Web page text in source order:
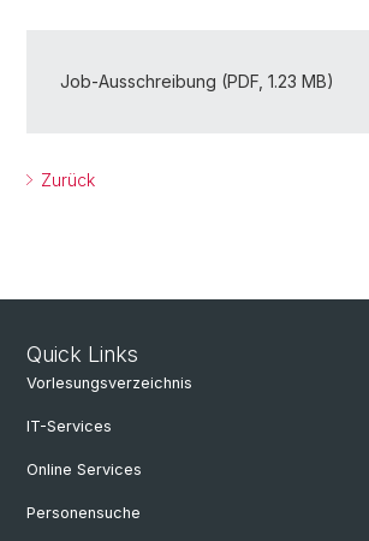
Job-Ausschreibung (PDF, 1.23 MB)
Zurück
Quick Links
Vorlesungsverzeichnis
IT-Services
Online Services
Personensuche